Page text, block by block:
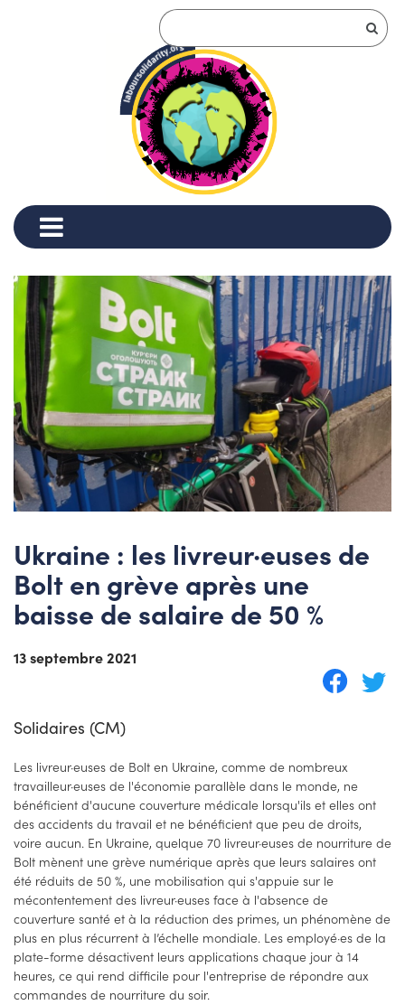
Ukraine : les livreur·euses de
Bolt en grève après une
baisse de salaire de 50 %
13 septembre 2021
Solidaires (CM)
Les livreur·euses de Bolt en Ukraine, comme de nombreux
travailleur·euses de l'économie parallèle dans le monde, ne
bénéficient d'aucune couverture médicale lorsqu'ils et elles ont
des accidents du travail et ne bénéficient que peu de droits,
voire aucun. En Ukraine, quelque 70 livreur·euses de nourriture de
Bolt mènent une grève numérique après que leurs salaires ont
été réduits de 50 %, une mobilisation qui s'appuie sur le
mécontentement des livreur·euses face à l'absence de
couverture santé et à la réduction des primes, un phénomène de
plus en plus récurrent à l’échelle mondiale. Les employé·es de la
plate-forme désactivent leurs applications chaque jour à 14
heures, ce qui rend difficile pour l'entreprise de répondre aux
commandes de nourriture du soir.